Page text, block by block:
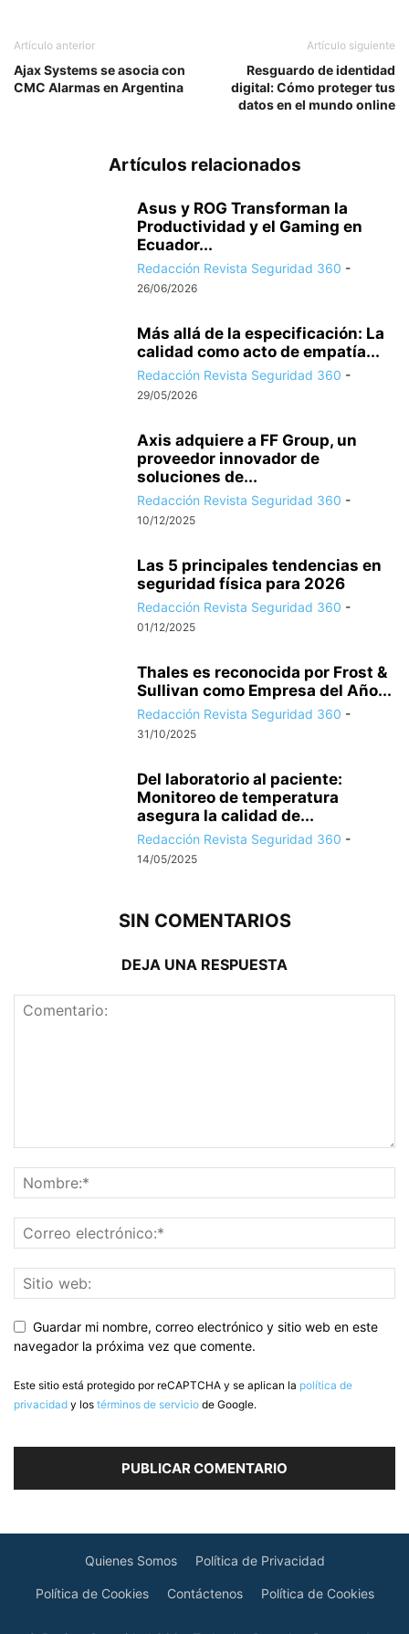
Artículo anterior
Ajax Systems se asocia con
CMC Alarmas en Argentina
Artículo siguiente
Resguardo de identidad
digital: Cómo proteger tus
datos en el mundo online
Artículos relacionados
Asus y ROG Transforman la
Productividad y el Gaming en
Ecuador...
Redacción Revista Seguridad 360 -
26/06/2026
Más allá de la especificación: La
calidad como acto de empatía...
Redacción Revista Seguridad 360 -
29/05/2026
Axis adquiere a FF Group, un
proveedor innovador de
soluciones de...
Redacción Revista Seguridad 360 -
10/12/2025
Las 5 principales tendencias en
seguridad física para 2026
Redacción Revista Seguridad 360 -
01/12/2025
Thales es reconocida por Frost &
Sullivan como Empresa del Año...
Redacción Revista Seguridad 360 -
31/10/2025
Del laboratorio al paciente:
Monitoreo de temperatura
asegura la calidad de...
Redacción Revista Seguridad 360 -
14/05/2025
SIN COMENTARIOS
DEJA UNA RESPUESTA
Guardar mi nombre, correo electrónico y sitio web en este
navegador la próxima vez que comente.
Este sitio está protegido por reCAPTCHA y se aplican la política de
privacidad y los términos de servicio de Google.
Quienes Somos Política de Privacidad
Política de Cookies Contáctenos Política de Cookies